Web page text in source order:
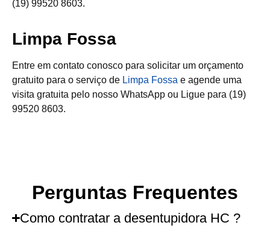
(19) 99520 8603.
Limpa Fossa
Entre em contato conosco para solicitar um orçamento
gratuito para o serviço de Limpa Fossa e agende uma
visita gratuita pelo nosso WhatsApp ou Ligue para (19)
99520 8603.
Perguntas Frequentes
Como contratar a desentupidora HC ?